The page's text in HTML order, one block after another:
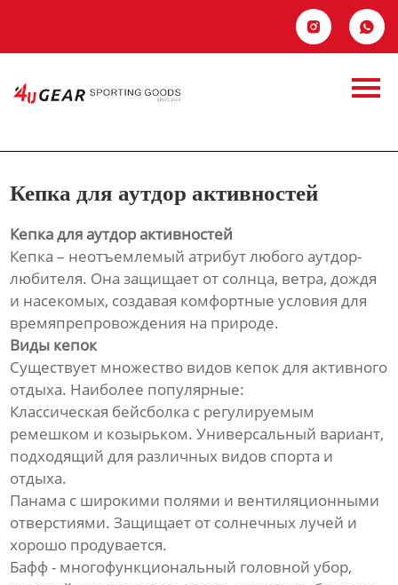
 
Контакты
активностей
Кепка для аутдор активностей
Кепка для аутдор активностей
Кепка – неотъемлемый атрибут любого аутдор-
любителя. Она защищает от солнца, ветра, дождя
и насекомых, создавая комфортные условия для
времяпрепровождения на природе.
Виды кепок
Существует множество видов кепок для активного
отдыха. Наиболее популярные:
Классическая бейсболка с регулируемым
ремешком и козырьком. Универсальный вариант,
подходящий для различных видов спорта и
отдыха.
Панама с широкими полями и вентиляционными
отверстиями. Защищает от солнечных лучей и
хорошо продувается.
Бафф - многофункциональный головной убор,